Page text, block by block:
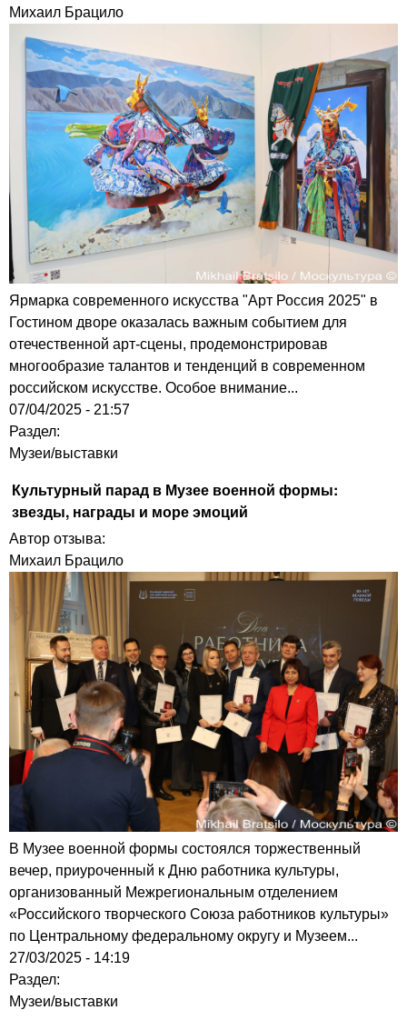
Михаил Брацило
Ярмарка современного искусства "Арт Россия 2025" в
Гостином дворе оказалась важным событием для
отечественной арт-сцены, продемонстрировав
многообразие талантов и тенденций в современном
российском искусстве. Особое внимание...
07/04/2025 - 21:57
Раздел:
Музеи/выставки
Культурный парад в Музее военной формы:
звезды, награды и море эмоций
Автор отзыва:
Михаил Брацило
В Музее военной формы состоялся торжественный
вечер, приуроченный к Дню работника культуры,
организованный Межрегиональным отделением
«Российского творческого Союза работников культуры»
по Центральному федеральному округу и Музеем...
27/03/2025 - 14:19
Раздел:
Музеи/выставки